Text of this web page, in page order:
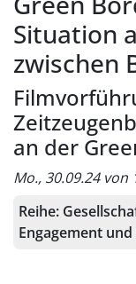
Situation
zwischen
an der
Mo., 30.09.24 von
Reihe:
Engagement